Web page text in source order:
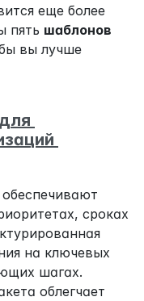
еще более
пять шаблонов
вы лучше
сроках
на ключевых
шагах.
облегчает